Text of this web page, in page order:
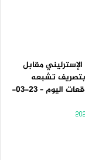
مقابل
بتصريف تشبعه
البيعي – توقعات اليوم – 23-03-